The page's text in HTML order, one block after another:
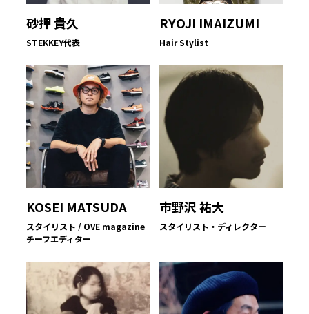
砂押 貴久
STEKKEY代表
RYOJI IMAIZUMI
Hair Stylist
KOSEI MATSUDA
スタイリスト / OVE magazine
チーフエディター
市野沢 祐大
スタイリスト・ディレクター